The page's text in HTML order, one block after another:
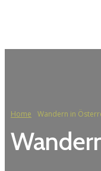
Home Wandern in